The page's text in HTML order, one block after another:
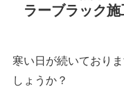
ラーブラック施
寒い日が続いており
しょうか？